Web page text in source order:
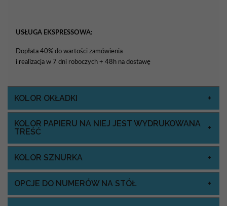
USŁUGA EKSPRESSOWA:
Dopłata 40% do wartości zamówienia
i realizacja w 7 dni roboczych + 48h na dostawę
KOLOR OKŁADKI
KOLOR PAPIERU NA NIEJ JEST WYDRUKOWANA
TREŚĆ
KOLOR SZNURKA
OPCJE DO NUMERÓW NA STÓŁ